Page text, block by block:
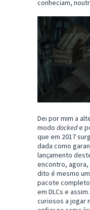
conheciam,
Dei por mim a
modo dockede
que em 2017
dada como
lançamento
encontro, agora,
dito é mesmo
pacote
em DLCs e
curiosos a jogar